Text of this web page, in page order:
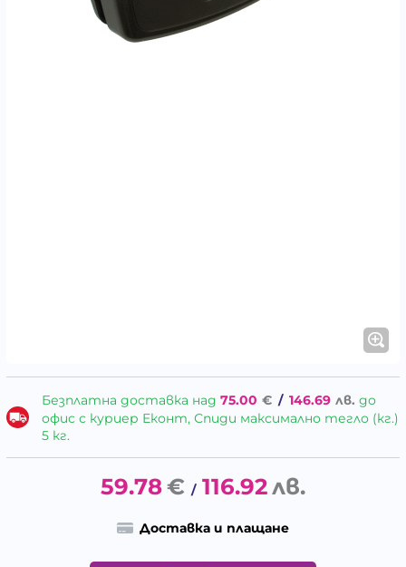
Безплатна доставка над 75.00 € / 146.69 лв. до
офис с куриер Еконт, Спиди максимално тегло (кг.)
5 кг.
59.78€ / 116.92лв.
Доставка и плащане